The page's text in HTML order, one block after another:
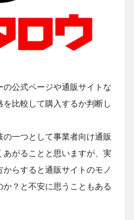
公式ページや通販サイトな
比較して購入するか判断し
一つとして事業者向け通販
がることと思いますが、実
らすると通販サイトのモノ
？と不安に思うこともある